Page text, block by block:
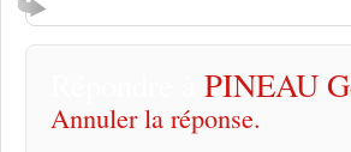
PINEAU
Annuler la réponse.